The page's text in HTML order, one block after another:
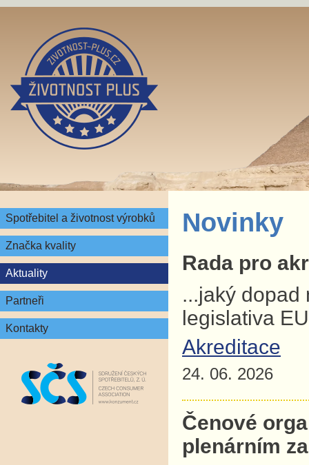
Spotřebitel a životnost výrobků
Značka kvality
Aktuality
Partneři
Kontakty
Novinky
Rada pro
...jaký dopad
legislativa
Akreditace
24. 06. 2026
Čenové
plenárním